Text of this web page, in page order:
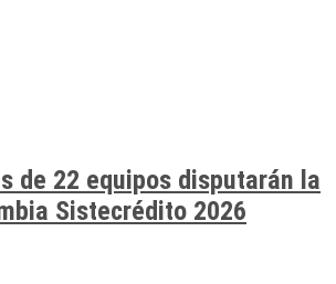
de 22 equipos disputarán la
Sistecrédito 2026